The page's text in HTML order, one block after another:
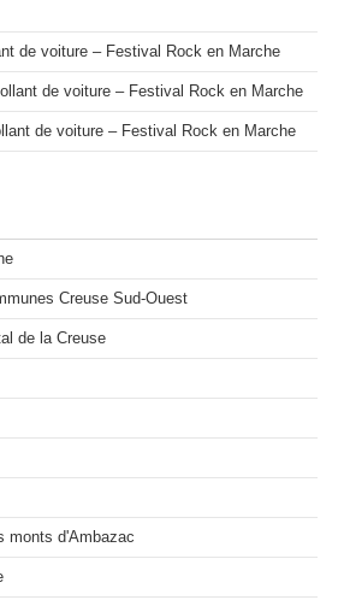
de voiture – Festival Rock en Marche
de voiture – Festival Rock en Marche
de voiture – Festival Rock en Marche
Creuse Sud-Ouest
de la Creuse
monts d'Ambazac